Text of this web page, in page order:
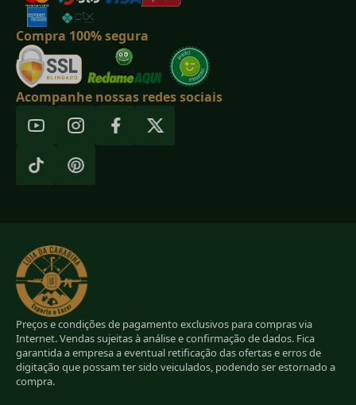
Compra 100% segura
Acompanhe nossas redes sociais
Preços e condições de pagamento exclusivos para compras via
Internet. Vendas sujeitas à análise e confirmação de dados. Fica
garantida a empresa a eventual retificação das ofertas e erros de
digitação que possam ter sido veiculados, podendo ser estornado a
compra.